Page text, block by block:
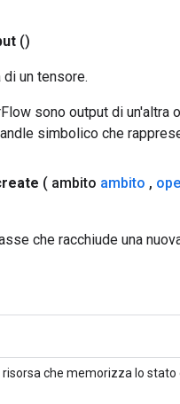
()
un tensore.
sono output di un'altra
simbolico che
( ambito ambito ,
che racchiude una
risorsa che memorizza lo